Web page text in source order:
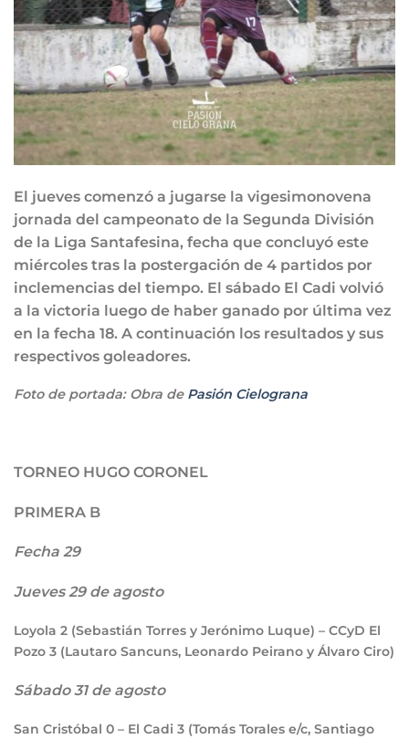
El jueves comenzó a jugarse la vigesimonovena
jornada del campeonato de la Segunda División
de la Liga Santafesina, fecha que concluyó este
miércoles tras la postergación de 4 partidos por
inclemencias del tiempo. El sábado El Cadi volvió
a la victoria luego de haber ganado por última vez
en la fecha 18. A continuación los resultados y sus
respectivos goleadores.
Foto de portada: Obra de Pasión Cielograna
TORNEO HUGO CORONEL
PRIMERA B
Fecha 29
Jueves 29 de agosto
Loyola 2 (Sebastián Torres y Jerónimo Luque) – CCyD El
Pozo 3 (Lautaro Sancuns, Leonardo Peirano y Álvaro Ciro)
Sábado 31 de agosto
San Cristóbal 0 – El Cadi 3 (Tomás Torales e/c, Santiago